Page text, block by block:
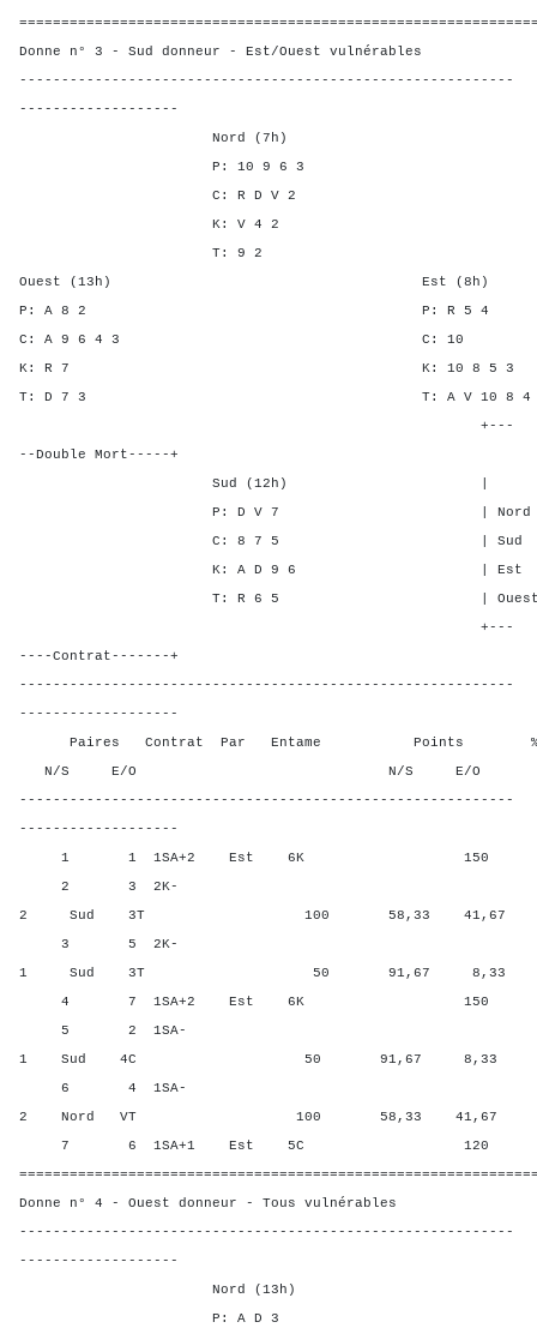
Donne n° 3 - Sud donneur - Est/Ouest vulnérables
-----------------------------------------------------------
-------------------
Nord (7h)
P: 10 9 6 3
C: R D V 2
K: V 4 2
T: 9 2
Ouest (13h) Est (8h)
P: A 8 2 P: R
C: A 9 6 4 3 C:
K: R 7 K: 10 8
T: D 7 3 T: A V 10
+---
--Double Mort-----+
Sud (12h) | SA P
P: D V 7 | Nord - -
C: 8 7 5 | Sud - -
K: A D 9 6 | Est 2 1
T: R 6 5 | Ouest 2 1
+---
----Contrat-------+
-----------------------------------------------------------
-------------------
Paires Contrat Par Entame Points %
N/S E/O N/S E/O N/
-----------------------------------------------------------
-------------------
1 1 1SA+2 Est 6K 150
2 3 2K-
2 Sud 3T 100 58,33 41,67
3 5 2K-
1 Sud 3T 50 91,67 8,33
4 7 1SA+2 Est 6K 150
5 2 1SA-
1 Sud 4C 50 91,67 8,33
6 4 1SA-
2 Nord VT 100 58,33 41,67
7 6 1SA+1 Est 5C 120
Donne n° 4 - Ouest donneur - Tous vulnérables
-----------------------------------------------------------
-------------------
Nord (13h)
P: A D 3